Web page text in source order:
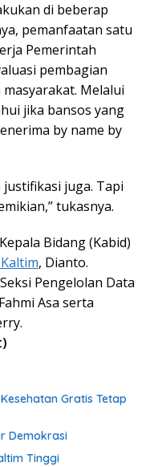
di beberap
pemanfaatan satu
Pemerintah
pembagian
Melalui
jika bansos yang
by name by
juga. Tapi
tukasnya.
Bidang (Kabid)
, Dianto.
Pengelolan Data
Asa serta
Gratis Tetap
Demokrasi
Tinggi